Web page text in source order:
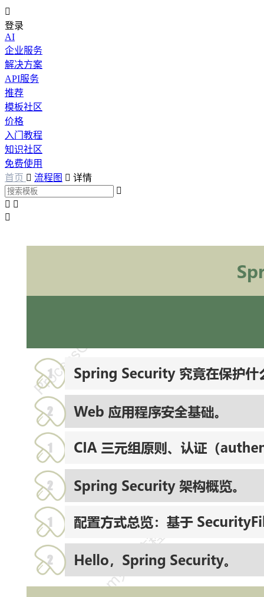

登录
AI
企业服务
解决方案
API服务
推荐
模板社区
价格
入门教程
知识社区
免费使用
首页  流程图  详情

 
